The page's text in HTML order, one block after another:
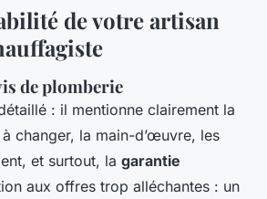
de votre artisan
de plomberie
: il mentionne clairement la
changer, la main-d’œuvre, les
et surtout, la garantie
aux offres trop alléchantes : un